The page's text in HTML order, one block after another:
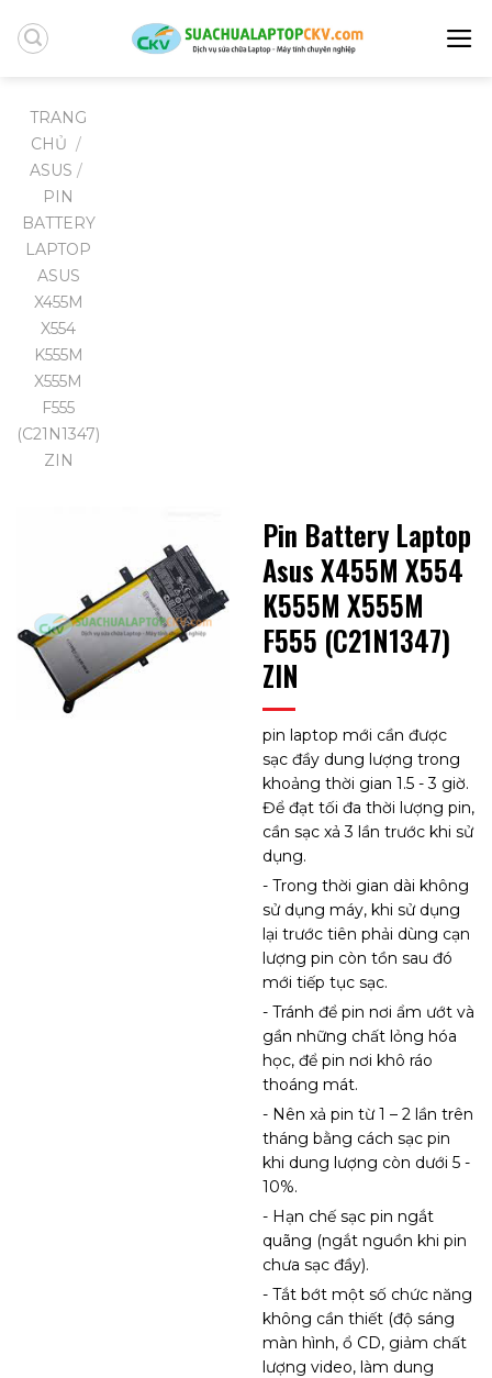
content
TRANG
CHỦ /
ASUS /
PIN
BATTERY
LAPTOP
ASUS
X455M
X554
K555M
X555M
F555
(C21N1347)
ZIN
Pin Battery Laptop
Asus X455M X554
K555M X555M
F555 (C21N1347)
ZIN
pin laptop mới cần được
sạc đầy dung lượng trong
khoảng thời gian 1.5 - 3 giờ.
Để đạt tối đa thời lượng pin,
cần sạc xả 3 lần trước khi sử
dụng.
- Trong thời gian dài không
sử dụng máy, khi sử dụng
lại trước tiên phải dùng cạn
lượng pin còn tồn sau đó
mới tiếp tục sạc.
- Tránh để pin nơi ẩm ướt và
gần những chất lỏng hóa
học, để pin nơi khô ráo
thoáng mát.
- Nên xả pin từ 1 – 2 lần trên
tháng bằng cách sạc pin
khi dung lượng còn dưới 5 -
10%.
- Hạn chế sạc pin ngắt
quãng (ngắt nguồn khi pin
chưa sạc đầy).
- Tắt bớt một số chức năng
không cần thiết (độ sáng
màn hình, ổ CD, giảm chất
lượng video, làm dung